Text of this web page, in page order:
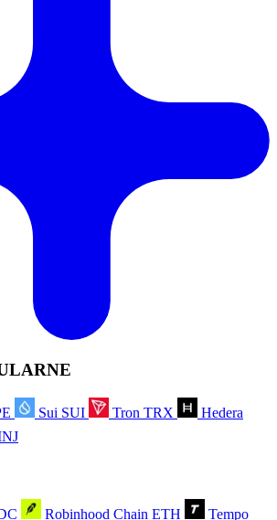
Sui SUI Tron TRX
Hedera
Robinhood Chain ETH
Tempo